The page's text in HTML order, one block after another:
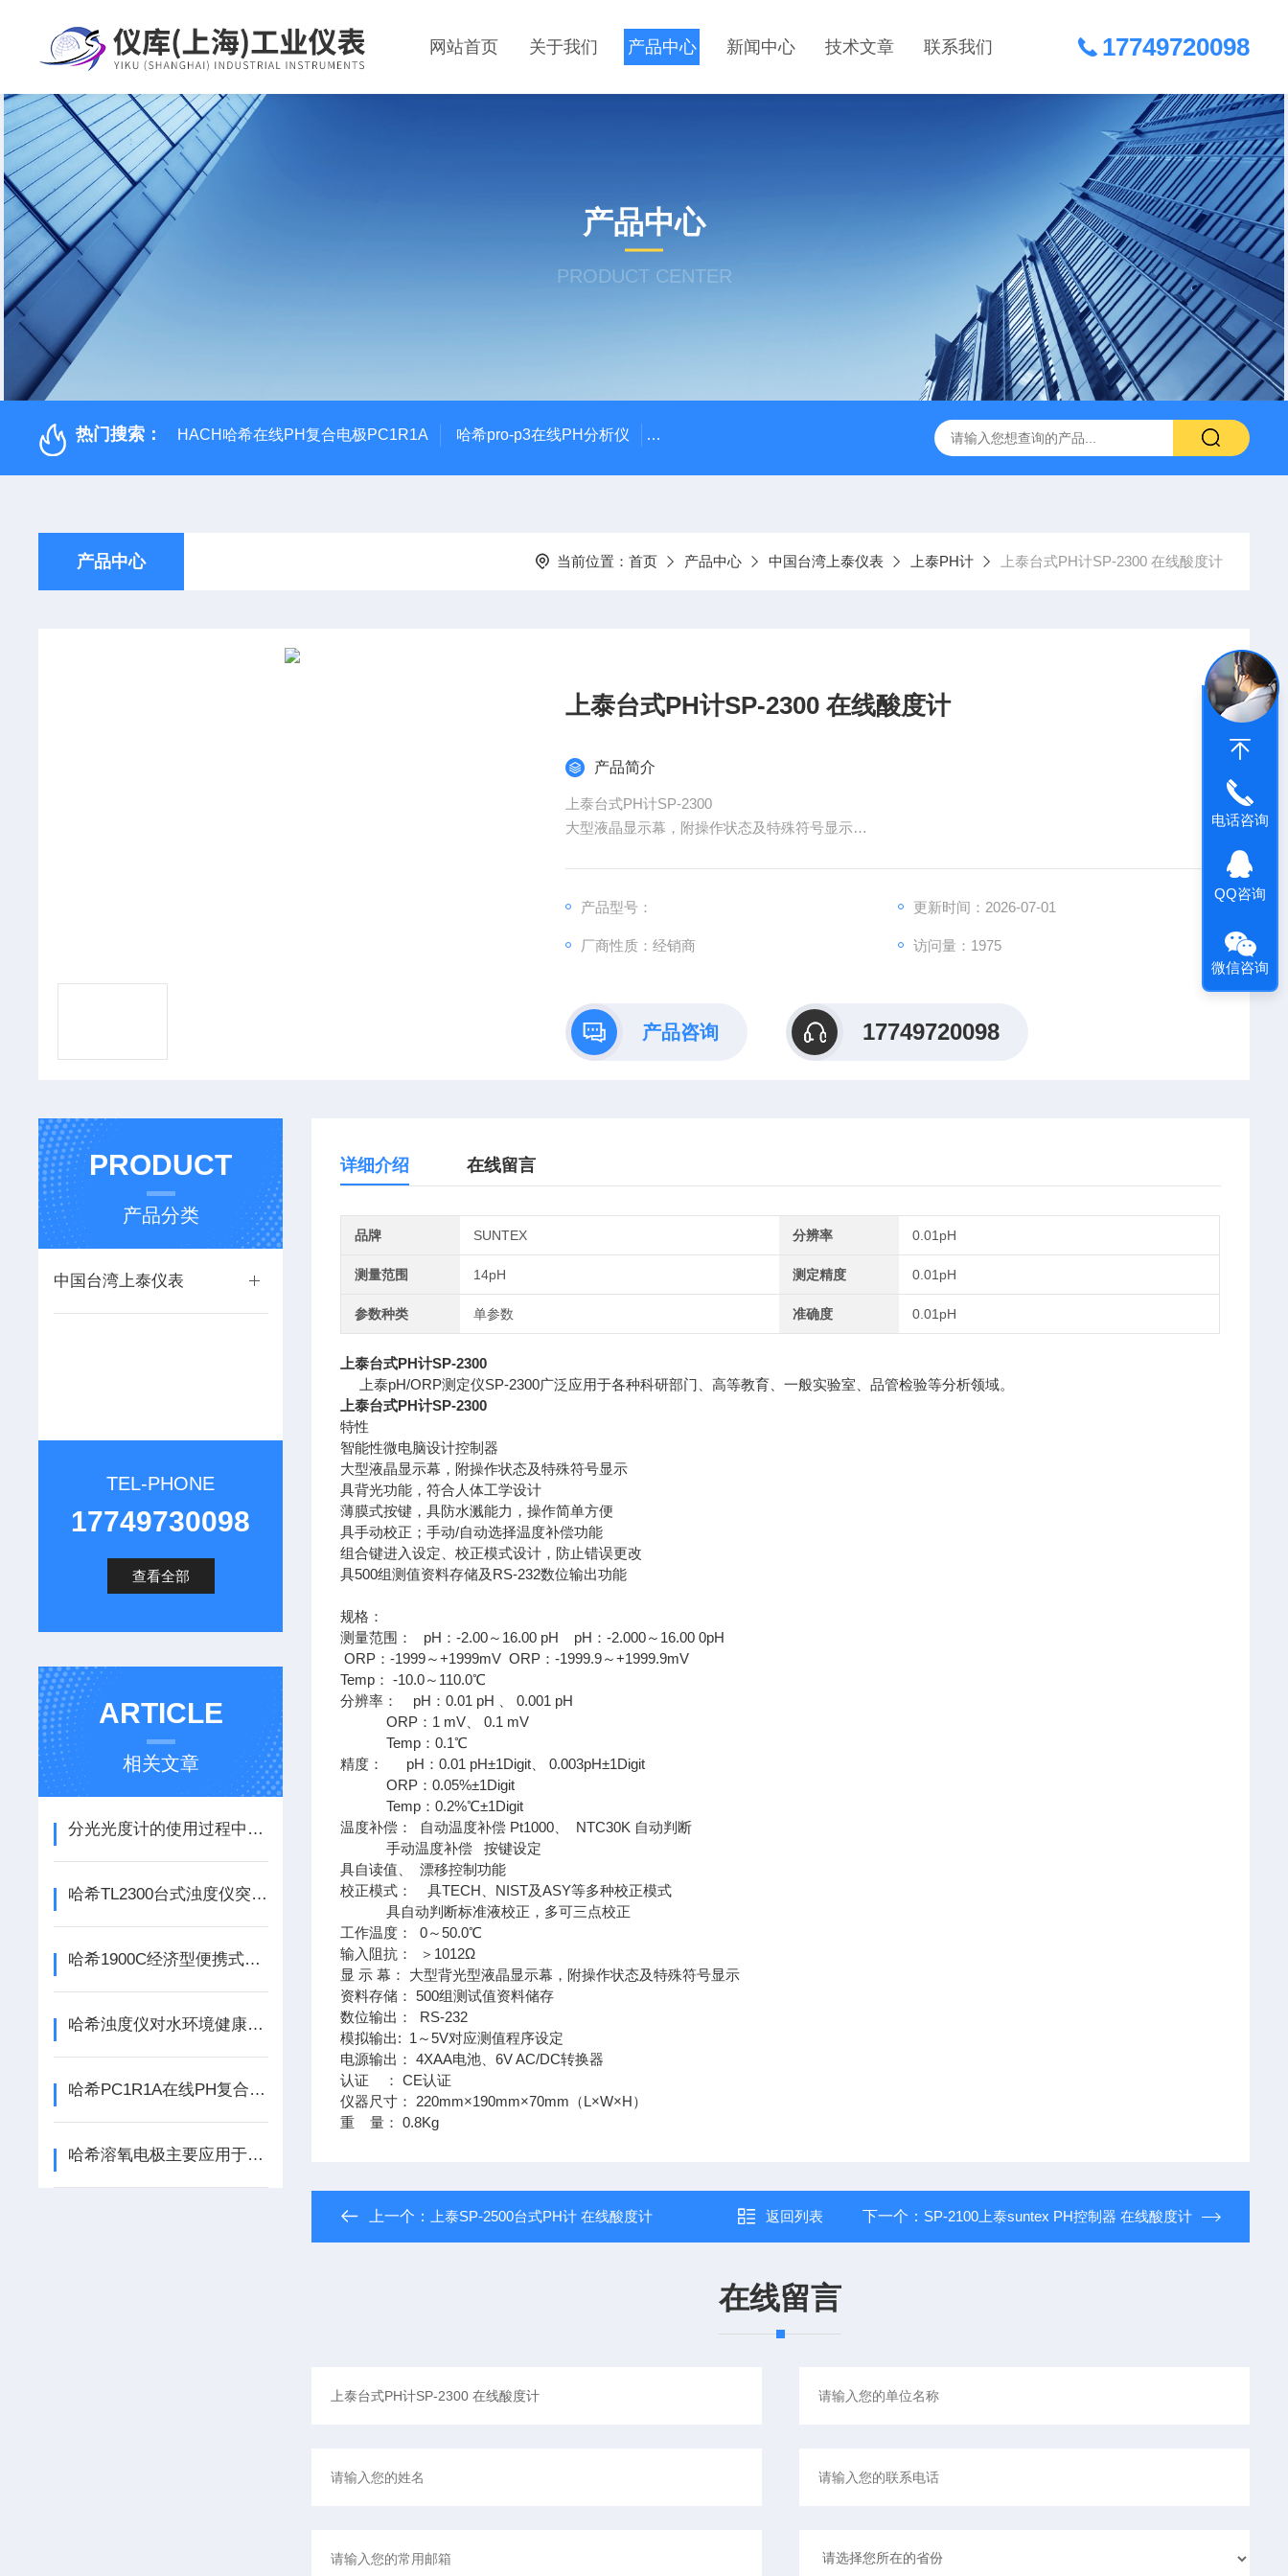
网站首页 关于我们 产品中心 新闻中心 技术文章 联系我们 17749720098
产品中心
PRODUCT CENTER
热门搜索： HACH哈希在线PH复合电极PC1R1A 哈希pro-p3在线PH分析仪 哈希在线PH计电极PD1R1 哈希HQ40D便携式多参数水质分析仪 哈希PD1P1在线PH
产品中心 当前位置： 首页 产品中心 中国台湾上泰仪表 上泰PH计 上泰台式PH计SP-2300 在线酸度计
上泰台式PH计SP-2300 在线酸度计
产品简介
上泰台式PH计SP-2300
大型液晶显示幕，附操作状态及特殊符号显示
具手动校正；手动/自动选择温度补偿功能
产品型号： 更新时间：2026-07-01
厂商性质：经销商 访问量：1975
产品咨询 17749720098
PRODUCT
产品分类
中国台湾上泰仪表
TEL-PHONE
17749730098
查看全部
ARTICLE
相关文章
分光光度计的使用过程中要注意良好的保养
哈希TL2300台式浊度仪突破了传统仪器的局限性
哈希1900C经济型便携式浊度仪
哈希浊度仪对水环境健康具有重要意义
哈希PC1R1A在线PH复合电极应遵循程序操作
哈希溶氧电极主要应用于水质监测领域中
详细介绍 在线留言
品牌 SUNTEX 分辨率 0.01pH
测量范围 14pH 测定精度 0.01pH
参数种类 单参数 准确度 0.01pH
上泰台式PH计SP-2300
上泰pH/ORP测定仪SP-2300广泛应用于各种科研部门、高等教育、一般实验室、品管检验等分析领域。
上泰台式PH计SP-2300
特性
智能性微电脑设计控制器
大型液晶显示幕，附操作状态及特殊符号显示
具背光功能，符合人体工学设计
薄膜式按键，具防水溅能力，操作简单方便
具手动校正；手动/自动选择温度补偿功能
组合键进入设定、校正模式设计，防止错误更改
具500组测值资料存储及RS-232数位输出功能
规格：
测量范围： pH：-2.00～16.00 pH pH：-2.000～16.00 0pH
ORP：-1999～+1999mV ORP：-1999.9～+1999.9mV
Temp： -10.0～110.0℃
分辨率： pH：0.01 pH 、 0.001 pH
ORP：1 mV、 0.1 mV
Temp：0.1℃
精度： pH：0.01 pH±1Digit、 0.003pH±1Digit
ORP：0.05%±1Digit
Temp：0.2%℃±1Digit
温度补偿： 自动温度补偿 Pt1000、 NTC30K 自动判断
手动温度补偿 按键设定
具自读值、 漂移控制功能
校正模式： 具TECH、NIST及ASY等多种校正模式
具自动判断标准液校正，多可三点校正
工作温度： 0～50.0℃
输入阻抗： ＞1012Ω
显 示 幕： 大型背光型液晶显示幕，附操作状态及特殊符号显示
资料存储： 500组测试值资料储存
数位输出： RS-232
模拟输出: 1～5V对应测值程序设定
电源输出： 4XAA电池、6V AC/DC转换器
认证 ： CE认证
仪器尺寸： 220mm×190mm×70mm（L×W×H）
重 量： 0.8Kg
上一个： 上泰SP-2500台式PH计 在线酸度计 返回列表 下一个： SP-2100上泰suntex PH控制器 在线酸度计
在线留言
电话咨询
QQ咨询
微信咨询